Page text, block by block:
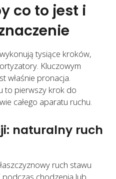
co to jest i
tysiące kroków,
Kluczowym
właśnie pronacja.
to pierwszy krok do
całego aparatu ruchu.
naturalny ruch
ruch stawu